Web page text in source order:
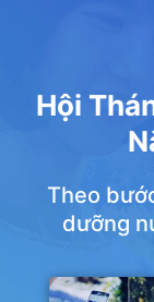
Hội
Theo
dưỡng